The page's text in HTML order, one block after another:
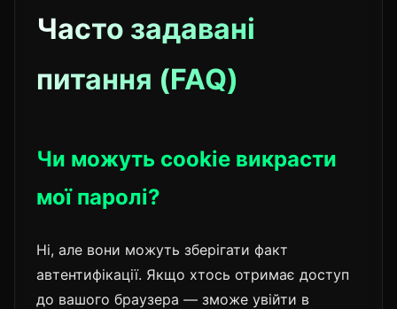
Часто задавані
питання (FAQ)
Чи можуть cookie викрасти
мої паролі?
Ні, але вони можуть зберігати факт
автентифікації. Якщо хтось отримає доступ
до вашого браузера — зможе увійти в